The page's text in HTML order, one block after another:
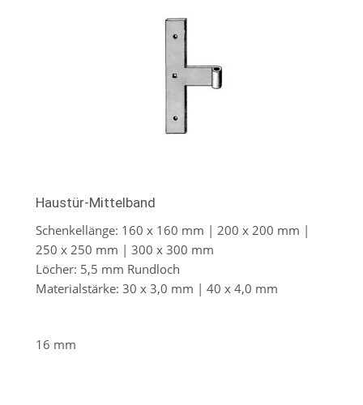
Haustür-Mittelband
Schenkellänge: 160 x 160 mm | 200 x 200 mm |
250 x 250 mm | 300 x 300 mm
Löcher: 5,5 mm Rundloch
Materialstärke: 30 x 3,0 mm | 40 x 4,0 mm
16 mm